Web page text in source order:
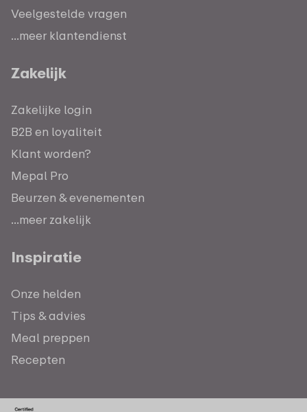
Veelgestelde vragen
...meer klantendienst
Zakelijk
Zakelijke login
B2B en loyaliteit
Klant worden?
Mepal Pro
Beurzen & evenementen
...meer zakelijk
Inspiratie
Onze helden
Tips & advies
Meal preppen
Recepten